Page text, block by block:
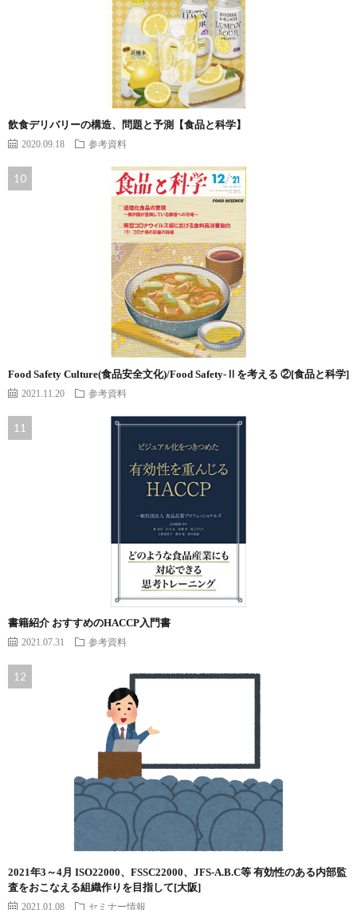
飲食デリバリーの構造、問題と予測【食品と科学】
2020.09.18 参考資料
Food Safety Culture(食品安全文化)/Food Safety-Ⅱを考える ②[食品と科学]
2021.11.20 参考資料
書籍紹介 おすすめのHACCP入門書
2021.07.31 参考資料
2021年3～4月 ISO22000、FSSC22000、JFS-A.B.C等 有効性のある内部監
査をおこなえる組織作りを目指して[大阪]
2021.01.08 セミナー情報